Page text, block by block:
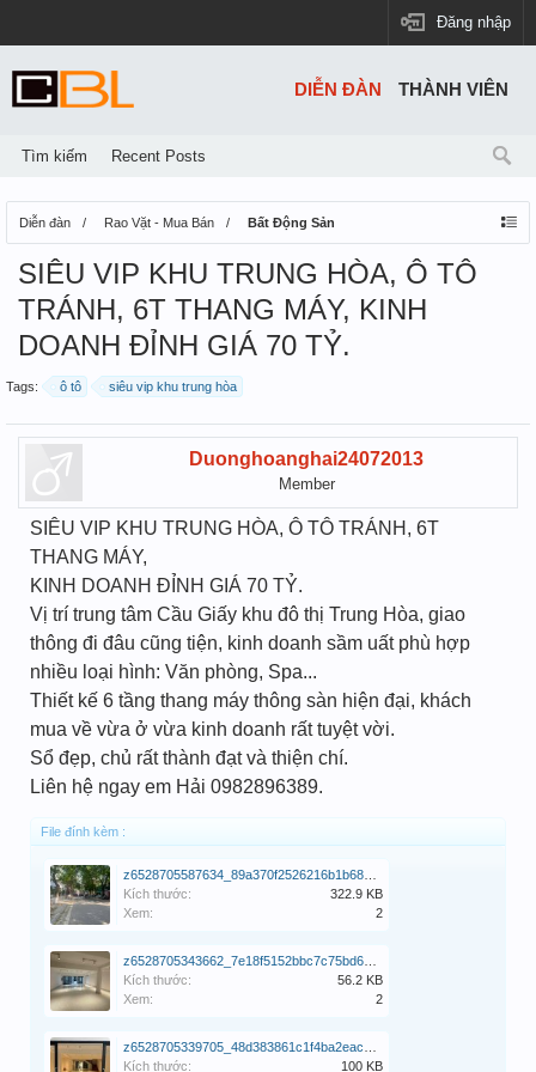
Đăng nhập
Diễn đàn Rao Vặt - Mua Bán Bất Động Sản
SIÊU VIP KHU TRUNG HÒA, Ô TÔ
TRÁNH, 6T THANG MÁY, KINH
DOANH ĐỈNH GIÁ 70 TỶ.
Tags: ô tô siêu vip khu trung hòa
Duonghoanghai24072013
Member
SIÊU VIP KHU TRUNG HÒA, Ô TÔ TRÁNH, 6T
THANG MÁY,
KINH DOANH ĐỈNH GIÁ 70 TỶ.
Vị trí trung tâm Cầu Giấy khu đô thị Trung Hòa, giao
thông đi đâu cũng tiện, kinh doanh sầm uất phù hợp
nhiều loại hình: Văn phòng, Spa...
Thiết kế 6 tầng thang máy thông sàn hiện đại, khách
mua về vừa ở vừa kinh doanh rất tuyệt vời.
Sổ đẹp, chủ rất thành đạt và thiện chí.
Liên hệ ngay em Hải 0982896389.
File đính kèm :
Kích thước:
322.9 KB
Xem:
2
Kích thước:
56.2 KB
Xem:
2
Kích thước:
100 KB
DIỄN ĐÀN
Tìm kiếm Recent Posts
THÀNH VIÊN